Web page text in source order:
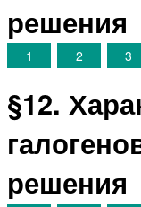
решения
1 2 3
§12.
решения